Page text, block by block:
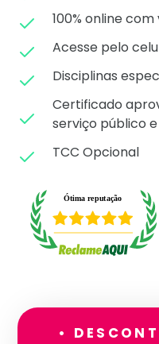
100% online
Acesse pelo
Disciplinas
Certificado
serviço público
TCC Opcional
•